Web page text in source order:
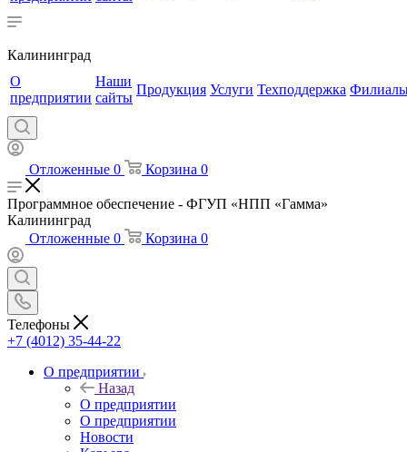
Калининград
О
предприятии
Наши
сайты
Продукция Услуги Техподдержка
Отложенные 0 Корзина 0
Программное обеспечение - ФГУП «НПП «Гамма»
Калининград
Отложенные 0 Корзина 0
Телефоны
+7 (4012) 35-44-22
О предприятии
Назад
О предприятии
О предприятии
Новости